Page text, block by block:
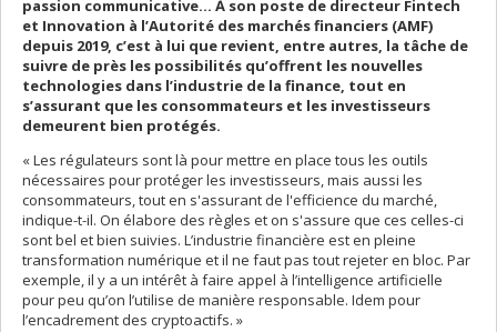
passion communicative… À son poste de directeur Fintech
et Innovation à l’Autorité des marchés financiers (AMF)
depuis 2019, c’est à lui que revient, entre autres, la tâche de
suivre de près les possibilités qu’offrent les nouvelles
technologies dans l’industrie de la finance, tout en
s’assurant que les consommateurs et les investisseurs
demeurent bien protégés.
« Les régulateurs sont là pour mettre en place tous les outils
nécessaires pour protéger les investisseurs, mais aussi les
consommateurs, tout en s'assurant de l'efficience du marché,
indique-t-il. On élabore des règles et on s'assure que ces celles-ci
sont bel et bien suivies. L’industrie financière est en pleine
transformation numérique et il ne faut pas tout rejeter en bloc. Par
exemple, il y a un intérêt à faire appel à l’intelligence artificielle
pour peu qu’on l’utilise de manière responsable. Idem pour
l’encadrement des cryptoactifs. »